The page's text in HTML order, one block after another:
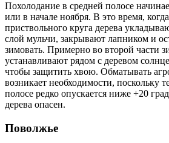
Похолодание в средней полосе
или в начале ноября. В это время,
приствольного круга дерева
слой мульчи, закрывают лапником и
зимовать. Примерно во второй части
устанавливают рядом с деревом
чтобы защитить хвою. Обматывать
возникает необходимости, поскольку
полосе редко опускается ниже +20
дерева опасен.
Поволжье